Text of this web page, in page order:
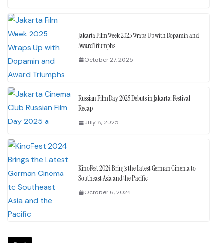
Jakarta Film Week 2025 Wraps Up with Dopamin and
Award Triumphs
October 27, 2025
Russian Film Day 2025 Debuts in Jakarta: Festival
Recap
July 8, 2025
KinoFest 2024 Brings the Latest German Cinema to
Southeast Asia and the Pacific
October 6, 2024